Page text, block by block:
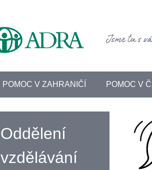
POMOC V ZAHRANIČÍ POMOC V
Oddělení
vzdělávání